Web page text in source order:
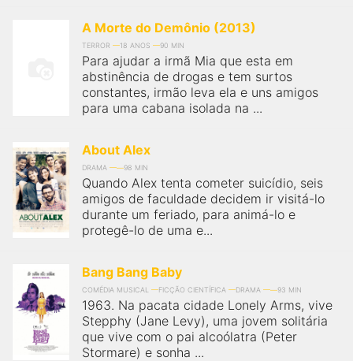
A Morte do Demônio (2013)
TERROR 18 ANOS 90 MIN
Para ajudar a irmã Mia que esta em
abstinência de drogas e tem surtos
constantes, irmão leva ela e uns amigos
para uma cabana isolada na ...
About Alex
DRAMA 98 MIN
Quando Alex tenta cometer suicídio, seis
amigos de faculdade decidem ir visitá-lo
durante um feriado, para animá-lo e
protegê-lo de uma e...
Bang Bang Baby
COMÉDIA MUSICAL FICÇÃO CIENTÍFICA DRAMA 93 MIN
1963. Na pacata cidade Lonely Arms, vive
Stepphy (Jane Levy), uma jovem solitária
que vive com o pai alcoólatra (Peter
Stormare) e sonha ...